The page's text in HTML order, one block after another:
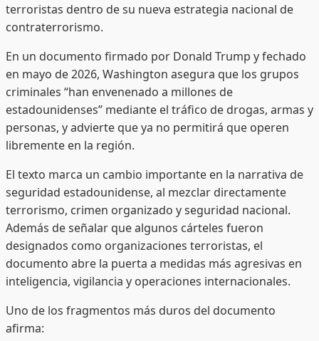
terroristas dentro de su nueva estrategia nacional de
contraterrorismo.
En un documento firmado por Donald Trump y fechado
en mayo de 2026, Washington asegura que los grupos
criminales “han envenenado a millones de
estadounidenses” mediante el tráfico de drogas, armas y
personas, y advierte que ya no permitirá que operen
libremente en la región.
El texto marca un cambio importante en la narrativa de
seguridad estadounidense, al mezclar directamente
terrorismo, crimen organizado y seguridad nacional.
Además de señalar que algunos cárteles fueron
designados como organizaciones terroristas, el
documento abre la puerta a medidas más agresivas en
inteligencia, vigilancia y operaciones internacionales.
Uno de los fragmentos más duros del documento
afirma: